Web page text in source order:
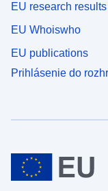
EU research results
EU Whoiswho
EU publications
Prihlásenie do